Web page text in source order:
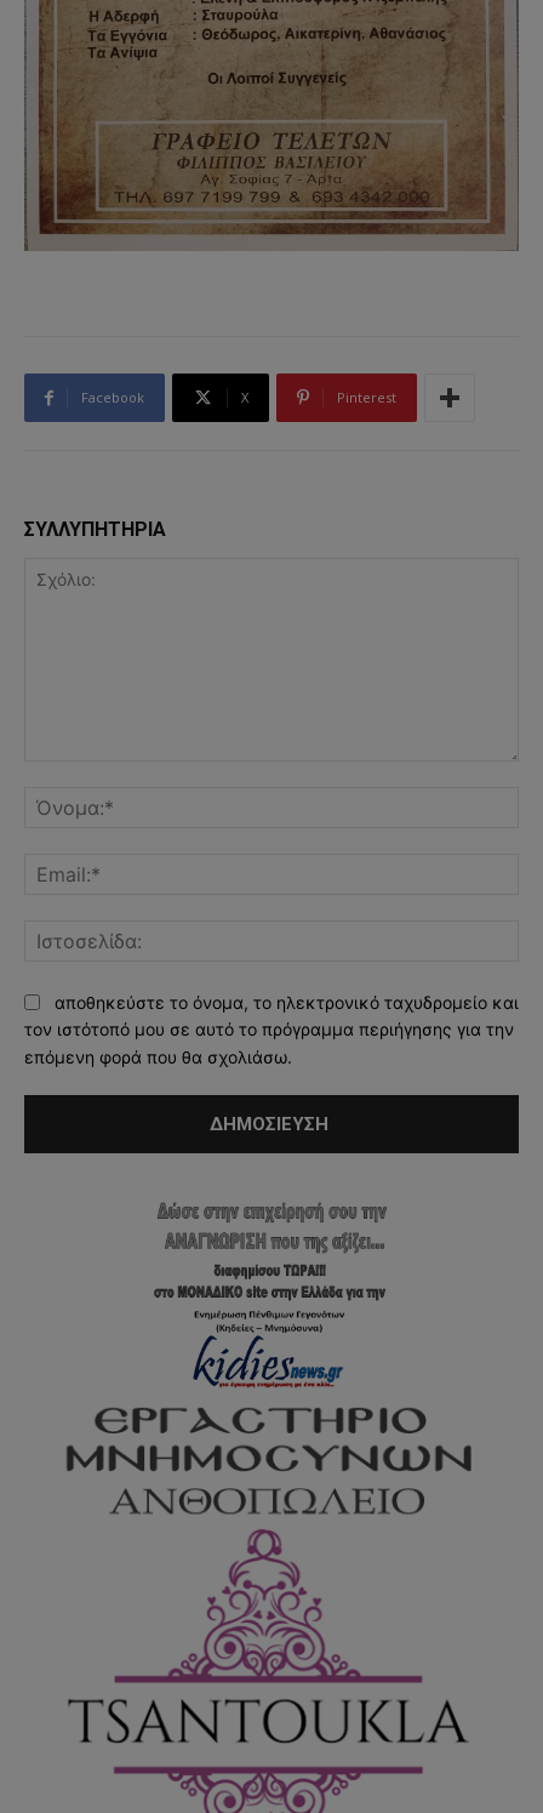
Facebook X Pinterest
ΣΥΛΛΥΠΗΤΗΡΙΑ
αποθηκεύστε το όνομα, το ηλεκτρονικό ταχυδρομείο και
τον ιστότοπό μου σε αυτό το πρόγραμμα περιήγησης για την
επόμενη φορά που θα σχολιάσω.